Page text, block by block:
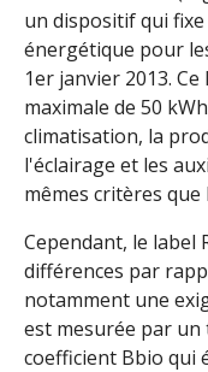
un dispositif qui
énergétique pour
1er janvier 2013.
maximale de 50
climatisation, la
l'éclairage et les
mêmes critères que
Cependant, le label
différences par
notamment une
est mesurée par
coefficient Bbio qui